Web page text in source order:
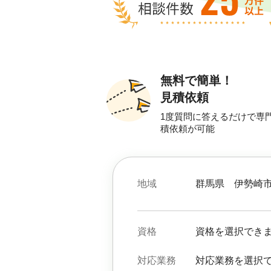
無料で簡単！
見積依頼
1度質問に答えるだけで専
積依頼が可能
地域 群馬県 伊勢崎
資格 資格を選択でき
対応業務 対応業務を選択